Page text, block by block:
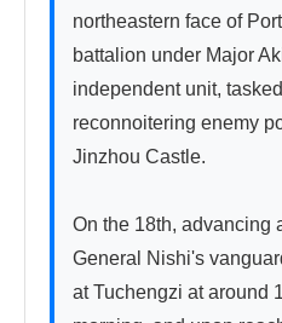
northeastern face of
battalion under Major
independent unit,
reconnoitering enemy
Jinzhou Castle.
On the 18th, advancing
General Nishi's
at Tuchengzi at around